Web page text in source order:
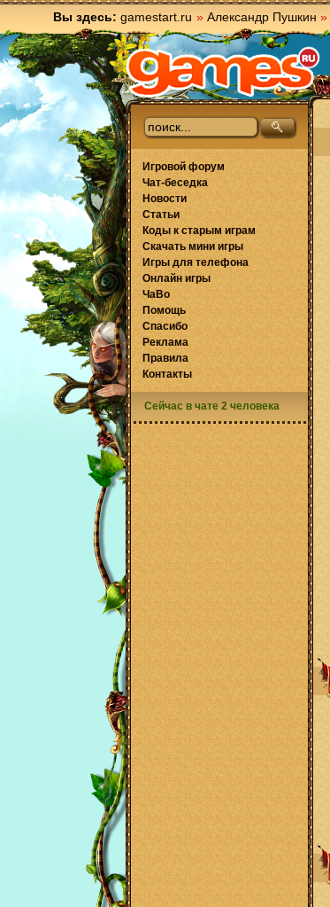
Вы здесь: gamestart.ru » Александр Пушкин »
Игровой форум
Чат-беседка
Новости
Статьи
Коды к старым играм
Скачать мини игры
Игры для телефона
Онлайн игры
ЧаВо
Помощь
Спасибо
Реклама
Правила
Контакты
Сейчас в чате 2 человека